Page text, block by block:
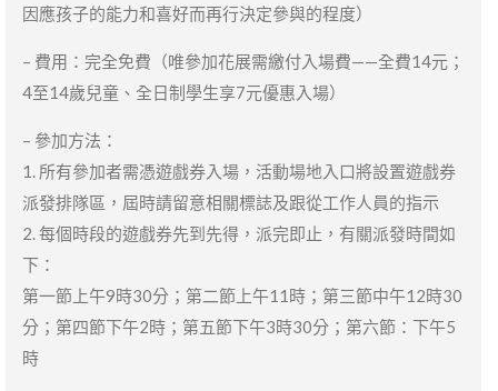
因應孩子的能力和喜好而再行決定參與的程度）
– 費用：完全免費（唯參加花展需繳付入場費——全費14元；
4至14歲兒童、全日制學生享7元優惠入場）
– 參加方法：
1. 所有參加者需憑遊戲券入場，活動場地入口將設置遊戲券
派發排隊區，屆時請留意相關標誌及跟從工作人員的指示
2. 每個時段的遊戲券先到先得，派完即止，有關派發時間如
下：
第一節上午9時30分；第二節上午11時；第三節中午12時30
分；第四節下午2時；第五節下午3時30分；第六節：下午5
時